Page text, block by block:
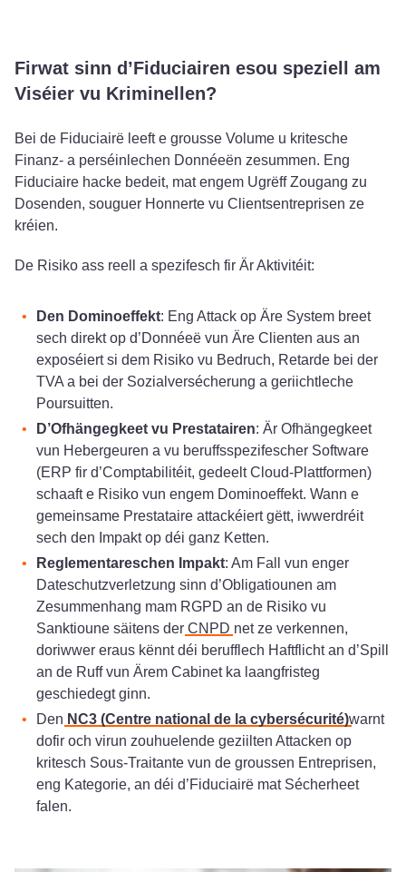
Firwat sinn d’Fiduciairen esou speziell am
Viséier vu Kriminellen?
Bei de Fiduciairë leeft e grousse Volume u kritesche
Finanz- a perséinlechen Donnéeën zesummen. Eng
Fiduciaire hacke bedeit, mat engem Ugrëff Zougang zu
Dosenden, souguer Honnerte vu Clientsentreprisen ze
kréien.
De Risiko ass reell a spezifesch fir Är Aktivitéit:
Den Dominoeffekt: Eng Attack op Äre System breet
sech direkt op d’Donnéeë vun Äre Clienten aus an
exposéiert si dem Risiko vu Bedruch, Retarde bei der
TVA a bei der Sozialversécherung a geriichtleche
Poursuitten.
D’Ofhängegkeet vu Prestatairen: Är Ofhängegkeet
vun Hebergeuren a vu beruffsspezifescher Software
(ERP fir d’Comptabilitéit, gedeelt Cloud-Plattformen)
schaaft e Risiko vun engem Dominoeffekt. Wann e
gemeinsame Prestataire attackéiert gëtt, iwwerdréit
sech den Impakt op déi ganz Ketten.
Reglementareschen Impakt: Am Fall vun enger
Dateschutzverletzung sinn d’Obligatiounen am
Zesummenhang mam RGPD an de Risiko vu
Sanktioune säitens der CNPD net ze verkennen,
doriwwer eraus kënnt déi berufflech Haftflicht an d’Spill
an de Ruff vun Ärem Cabinet ka laangfristeg
geschiedegt ginn.
Den NC3 (Centre national de la cybersécurité)warnt
dofir och virun zouhuelende geziilten Attacken op
kritesch Sous-Traitante vun de groussen Entreprisen,
eng Kategorie, an déi d’Fiduciairë mat Sécherheet
falen.